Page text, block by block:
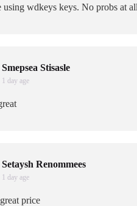
using wdkeys keys. No probs at
Smepsea Stisasle
1 day age
Setaysh Renommees
1 day age
price